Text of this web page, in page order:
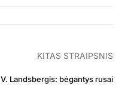
KITAS STRAIPSNIS
V. Landsbergis: bėgantys rusai